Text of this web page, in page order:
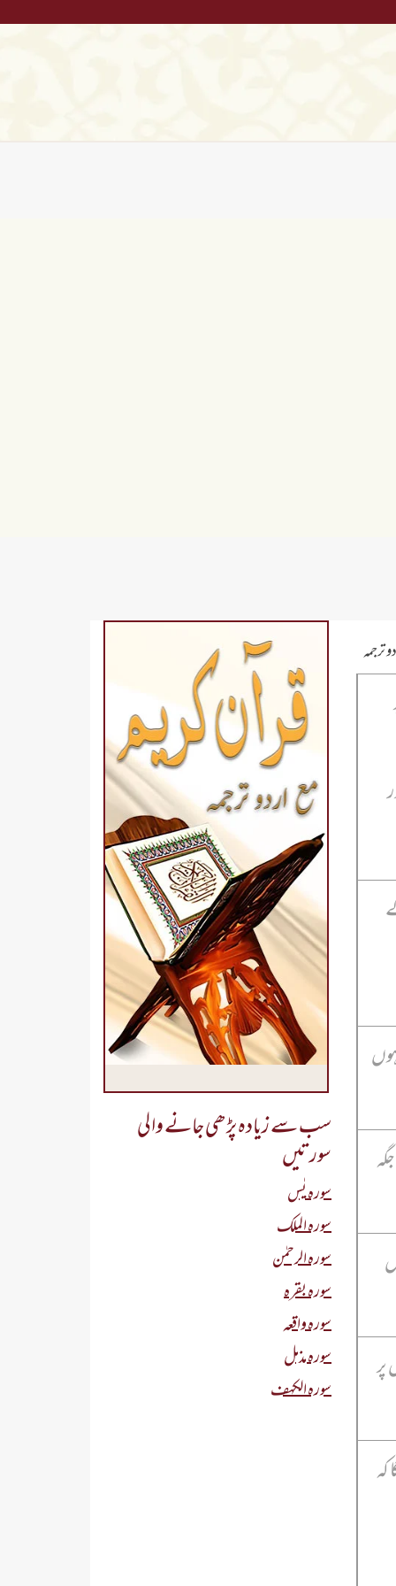
ترجمہ
سب سے زیادہ پڑھی جانے والی
سورتیں
سورہ یٰس
سورہ الملک
سورہ الرحمٰن
سورہ بقرہ
سورہ واقعہ
سورہ مذمل
سورہ الکہف